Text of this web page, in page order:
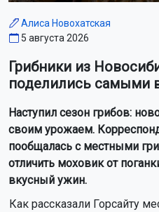
Алиса Новохатская
5 августа 2026
Грибники из
поделились самыми
Наступил сезон грибов:
своим урожаем.
пообщалась с местными
отличить моховик от
вкусный ужин.
Как рассказали Горсайту